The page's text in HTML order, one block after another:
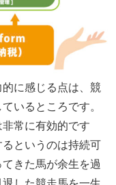
的に感じる点は、競
いるところです。
常に有効的です
というのは持続可
きた馬が余生を過
した競走馬を一生